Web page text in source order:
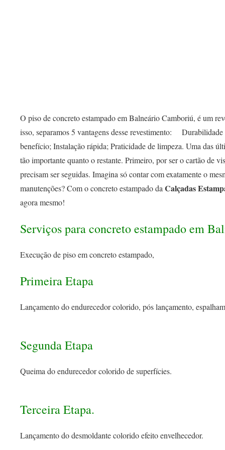
O piso de concreto estampado em Balneário Camboriú, é um
isso, separamos 5 vantagens desse revestimento: ⠀
benefício; Instalação rápida; Praticidade de limpeza. Uma das
tão importante quanto o restante. Primeiro, por ser o cartão de
precisam ser seguidas. Imagina só contar com exatamente o
manutenções? Com o concreto estampado da Calçadas
agora mesmo!
Serviços para concreto estampado em
Execução de piso em concreto estampado,
Primeira Etapa
Lançamento do endurecedor colorido, pós lançamento,
Segunda Etapa
Queima do endurecedor colorido de superfícies.
Terceira Etapa.
Lançamento do desmoldante colorido efeito envelhecedor.